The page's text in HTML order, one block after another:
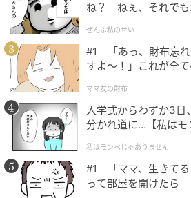
ママ広場
渉はへつらうような口調で「あの
から家に帰ろうかなと思って・・
しなって言うんだよ」と切り出し
帰ってくるなんて迷惑以外の何も
美ちゃんや孫たちと、穏やかで幸
ます。そこへ渉が戻ってくるな
ありません。
ね？ ねぇ、それで
ぜんぶ私のせい
#1 「あっ、財布忘れ
すよ〜！」これが全
ママ友の財布
入学式からわずか3日
分かれ道に…【私はモ
私はモンペじゃありません
#1 「ママ、生きてる
って部屋を開けたら